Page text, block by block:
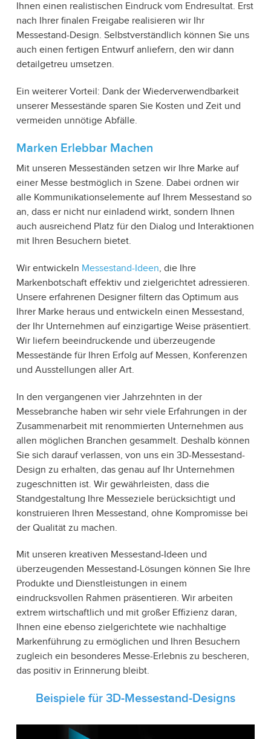
Ihnen einen realistischen Eindruck vom Endresultat. Erst
nach Ihrer finalen Freigabe realisieren wir Ihr
Messestand-Design. Selbstverständlich können Sie uns
auch einen fertigen Entwurf anliefern, den wir dann
detailgetreu umsetzen.
Ein weiterer Vorteil: Dank der Wiederverwendbarkeit
unserer Messestände sparen Sie Kosten und Zeit und
vermeiden unnötige Abfälle.
Marken Erlebbar Machen
Mit unseren Messeständen setzen wir Ihre Marke auf
einer Messe bestmöglich in Szene. Dabei ordnen wir
alle Kommunikationselemente auf Ihrem Messestand so
an, dass er nicht nur einladend wirkt, sondern Ihnen
auch ausreichend Platz für den Dialog und Interaktionen
mit Ihren Besuchern bietet.
Wir entwickeln Messestand-Ideen, die Ihre
Markenbotschaft effektiv und zielgerichtet adressieren.
Unsere erfahrenen Designer filtern das Optimum aus
Ihrer Marke heraus und entwickeln einen Messestand,
der Ihr Unternehmen auf einzigartige Weise präsentiert.
Wir liefern beeindruckende und überzeugende
Messestände für Ihren Erfolg auf Messen, Konferenzen
und Ausstellungen aller Art.
In den vergangenen vier Jahrzehnten in der
Messebranche haben wir sehr viele Erfahrungen in der
Zusammenarbeit mit renommierten Unternehmen aus
allen möglichen Branchen gesammelt. Deshalb können
Sie sich darauf verlassen, von uns ein 3D-Messestand-
Design zu erhalten, das genau auf Ihr Unternehmen
zugeschnitten ist. Wir gewährleisten, dass die
Standgestaltung Ihre Messeziele berücksichtigt und
konstruieren Ihren Messestand, ohne Kompromisse bei
der Qualität zu machen.
Mit unseren kreativen Messestand-Ideen und
überzeugenden Messestand-Lösungen können Sie Ihre
Produkte und Dienstleistungen in einem
eindrucksvollen Rahmen präsentieren. Wir arbeiten
extrem wirtschaftlich und mit großer Effizienz daran,
Ihnen eine ebenso zielgerichtete wie nachhaltige
Markenführung zu ermöglichen und Ihren Besuchern
zugleich ein besonderes Messe-Erlebnis zu bescheren,
das positiv in Erinnerung bleibt.
Beispiele für 3D-Messestand-Designs